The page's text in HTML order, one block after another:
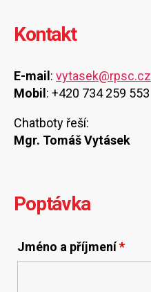
Kontakt
E-mail : vytasek@rpsc.cz
Mobil : +420 734 259 553
Chatboty řeší:
Mgr. Tomáš Vytásek
Poptávka
Jméno a příjmení*